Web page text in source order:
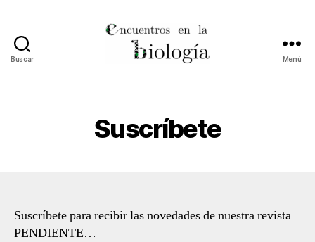
Buscar
Biología
Menú
Suscríbete
Suscríbete para recibir las novedades de nuestra revista
PENDIENTE…